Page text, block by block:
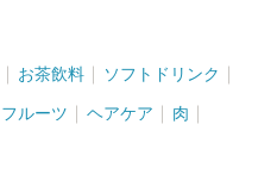
お茶飲料 ソフトドリンク
フルーツ ヘアケア 肉